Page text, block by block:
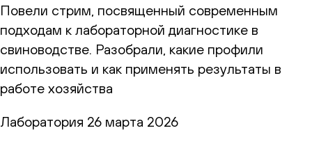
Повели стрим, посвященный современным
подходам к лабораторной диагностике в
свиноводстве. Разобрали, какие профили
использовать и как применять результаты в
работе хозяйства
Лаборатория 26 марта 2026